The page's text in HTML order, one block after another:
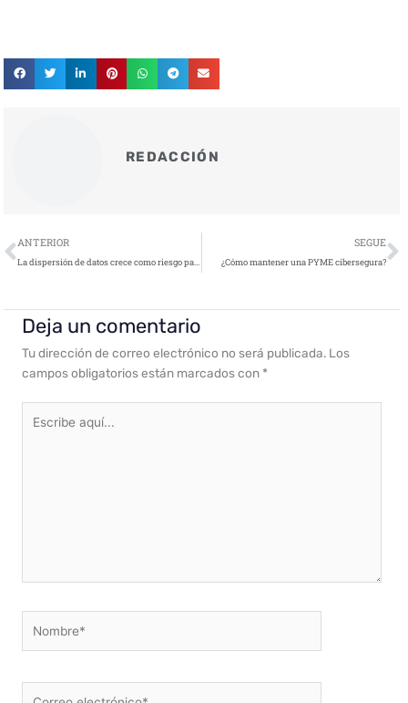
REDACCIÓN
Ant
ANTERIOR
La dispersión de datos crece como riesgo para las empresas al aumentar el uso de aplicaciones personales
SEGUE
¿Cómo mantener una PYME cibersegura?
Deja un comentario
Tu dirección de correo electrónico no será publicada. Los
campos obligatorios están marcados con *
aquí...